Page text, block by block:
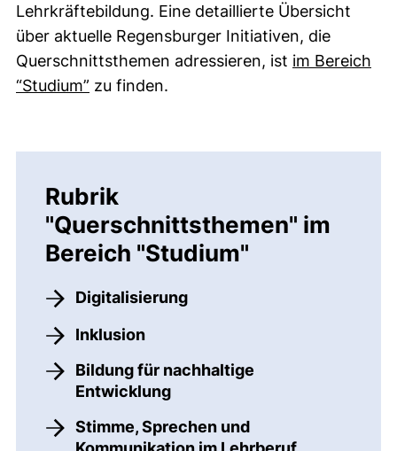
Lehrkräftebildung. Eine detaillierte Übersicht
über aktuelle Regensburger Initiativen, die
Querschnittsthemen adressieren, ist im Bereich
“Studium” zu finden.
Rubrik
"Querschnittsthemen" im
Bereich "Studium"
Digitalisierung
Inklusion
Bildung für nachhaltige
Entwicklung
Stimme, Sprechen und